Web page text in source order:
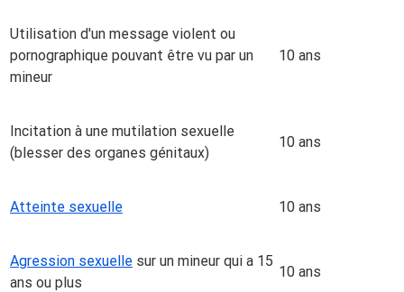
Utilisation d'un message violent ou
pornographique pouvant être vu par un
mineur
10 ans
Incitation à une mutilation sexuelle
(blesser des organes génitaux)
10 ans
Atteinte sexuelle 10 ans
Agression sexuelle sur un mineur qui a 15
ans ou plus
10 ans